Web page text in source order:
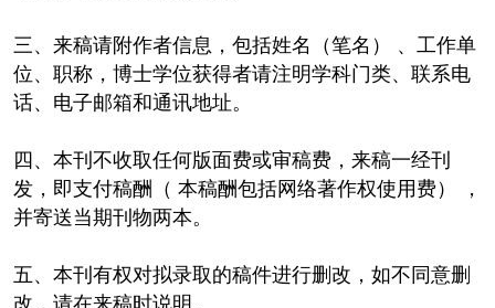
三、来稿请附作者信息，包括姓名（笔名） 、工作单
位、职称，博士学位获得者请注明学科门类、联系电
话、电子邮箱和通讯地址。
四、本刊不收取任何版面费或审稿费，来稿一经刊
发，即支付稿酬（ 本稿酬包括网络著作权使用费） ，
并寄送当期刊物两本。
五、本刊有权对拟录取的稿件进行删改，如不同意删
改，请在来稿时说明。